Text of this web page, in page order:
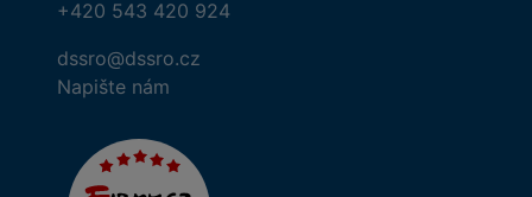
+420 543 420 924
dssro@dssro.cz
Napište nám